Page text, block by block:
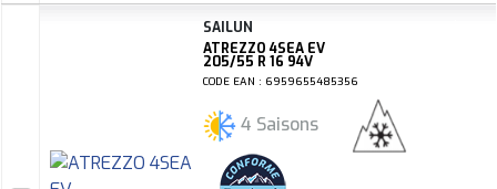
SAILUN
ATREZZO 4SEA EV
205/55 R 16 94V
CODE EAN : 6959655485356
4 Saisons